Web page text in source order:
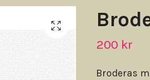
200 kr
Broderas